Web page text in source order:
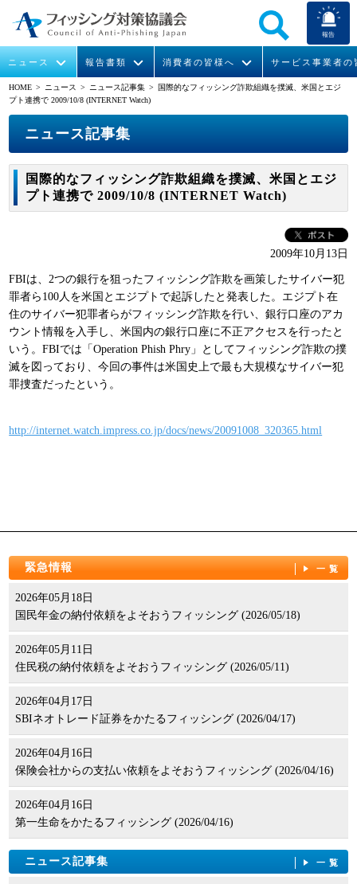
報告
ニュース
イベント
報告書類
月次報告書
消費者の皆様へ
フィッシングの報告
サービス事業者の
STOP. THINK. CONNECT.
運営委員紹介
メンバー
入会案内
パンフレット
HOME > ニュース > ニュース記事集 > 国際的なフィッシング詐欺組織を撲滅、米国とエジ
プト連携で 2009/10/8 (INTERNET Watch)
ニュース記事集
国際的なフィッシング詐欺組織を撲滅、米国とエジ
プト連携で 2009/10/8 (INTERNET Watch)
2009年10月13日
FBIは、2つの銀行を狙ったフィッシング詐欺を画策したサイバー犯
罪者ら100人を米国とエジプトで起訴したと発表した。エジプト在
住のサイバー犯罪者らがフィッシング詐欺を行い、銀行口座のアカ
ウント情報を入手し、米国内の銀行口座に不正アクセスを行ったと
いう。FBIでは「Operation Phish Phry」としてフィッシング詐欺の撲
滅を図っており、今回の事件は米国史上で最も大規模なサイバー犯
罪捜査だったという。
http://internet.watch.impress.co.jp/docs/news/20091008_320365.html
緊急情報 一覧
2026年05月18日
国民年金の納付依頼をよそおうフィッシング (2026/05/18)
2026年05月11日
住民税の納付依頼をよそおうフィッシング (2026/05/11)
2026年04月17日
SBIネオトレード証券をかたるフィッシング (2026/04/17)
2026年04月16日
保険会社からの支払い依頼をよそおうフィッシング (2026/04/16)
2026年04月16日
第一生命をかたるフィッシング (2026/04/16)
ニュース記事集 一覧